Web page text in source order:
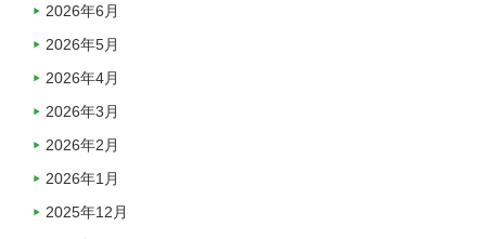
2026年6月
2026年5月
2026年4月
2026年3月
2026年2月
2026年1月
2025年12月